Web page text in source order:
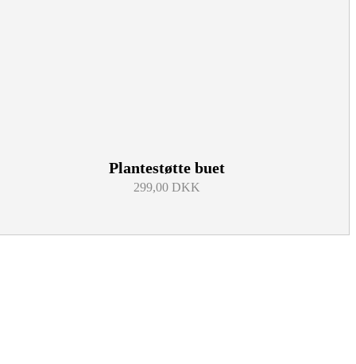
Plantestøtte buet
299,00 DKK